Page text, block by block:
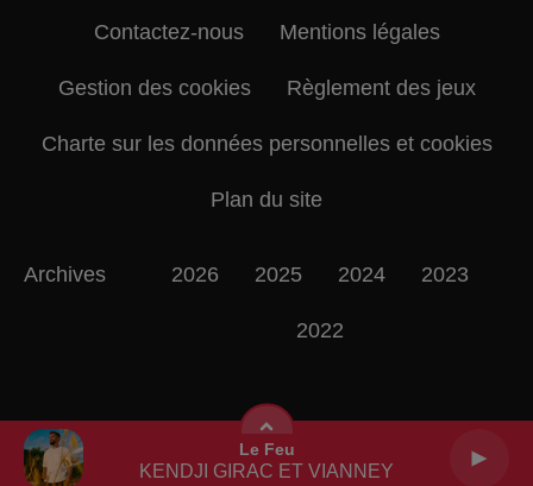
Le Feu
KENDJI GIRAC ET VIANNEY
Contactez-nous Mentions légales
Gestion des cookies Règlement des jeux
Charte sur les données personnelles et cookies
Plan du site
Archives 2026 2025 2024 2023
2022